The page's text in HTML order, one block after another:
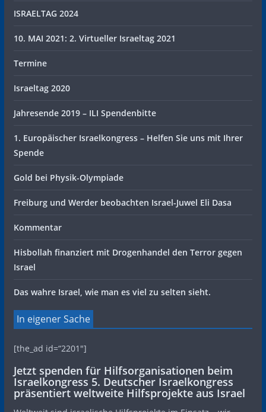
ISRAELTAG 2024
10. MAI 2021: 2. Virtueller Israeltag 2021
Termine
Israeltag 2020
Jahresende 2019 – ILI Spendenbitte
1. Europäischer Israelkongress – Helfen Sie uns mit Ihrer
Spende
Gold bei Physik-Olympiade
Freiburg und Werder beobachten Israel-Juwel Eli Dasa
Kommentar
Hisbollah finanziert mit Drogenhandel den Terror gegen
Israel
Das wahre Israel, wie man es viel zu selten sieht.
In eigener Sache
[the_ad id=“2201″]
Jetzt spenden für Hilfsorganisationen beim
Israelkongress 5. Deutscher Israelkongress
präsentiert weltweite Hilfsprojekte aus Israel